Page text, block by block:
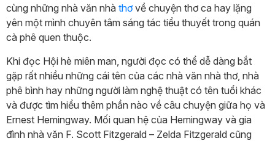
cùng những nhà văn nhà thơ về chuyện thơ ca hay lặng
yên một mình chuyên tâm sáng tác tiểu thuyết trong quán
cà phê quen thuộc.
Khi đọc Hội hè miên man, người đọc có thể dễ dàng bắt
gặp rất nhiều những cái tên của các nhà văn nhà thơ, nhà
phê bình hay những người làm nghệ thuật có tên tuổi khác
và được tìm hiểu thêm phần nào về câu chuyện giữa họ và
Ernest Hemingway. Mối quan hệ của Hemingway và gia
đình nhà văn F. Scott Fitzgerald – Zelda Fitzgerald cũng